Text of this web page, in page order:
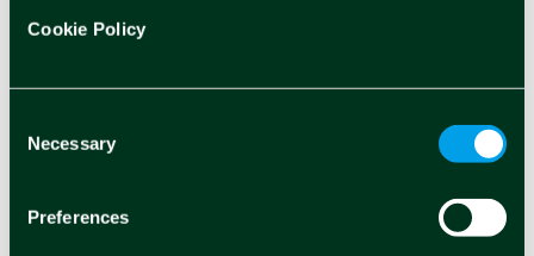
Cookie Policy
Selection
Necessary
Preferences
2026 secondo Il Sole
24 Ore e Statista
Giada Fioravanti Mag 26 2026